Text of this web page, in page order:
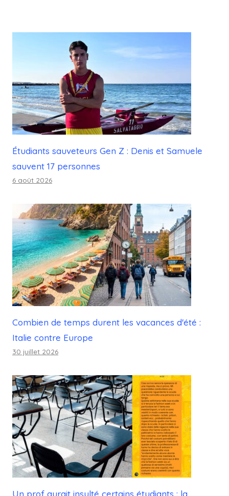
Étudiants sauveteurs Gen Z : Denis et Samuele
sauvent 17 personnes
6 août 2026
Combien de temps durent les vacances d'été :
Italie contre Europe
30 juillet 2026
Un prof aurait insulté certains étudiants : la